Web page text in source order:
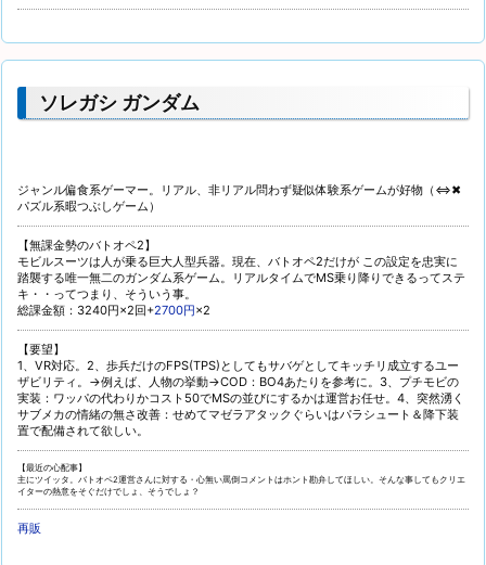
ソレガシ ガンダム
ジャンル偏食系ゲーマー。リアル、非リアル問わず疑似体験系ゲームが好物（⇔✖
パズル系暇つぶしゲーム）
【無課金勢のバトオペ2】
モビルスーツは人が乗る巨大人型兵器。現在、バトオペ2だけが この設定を忠実に
踏襲する唯一無二のガンダム系ゲーム。リアルタイムでMS乗り降りできるってステ
キ・・ってつまり、そういう事。
総課金額：3240円×2回+2700円×2
【要望】
1、VR対応。2、歩兵だけのFPS(TPS)としてもサバゲとしてキッチリ成立するユー
ザビリティ。→例えば、人物の挙動→COD：BO4あたりを参考に。3、プチモビの
実装：ワッパの代わりかコスト50でMSの並びにするかは運営お任せ。4、突然湧く
サブメカの情緒の無さ改善：せめてマゼラアタックぐらいはパラシュート＆降下装
置で配備されて欲しい。
【最近の心配事】
主にツイッタ。バトオペ2運営さんに対する・心無い罵倒コメントはホント勘弁してほしい。そんな事してもクリエ
イターの熱意をそぐだけでしょ、そうでしょ？
再販